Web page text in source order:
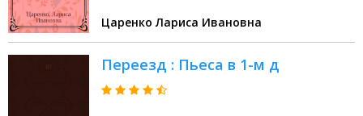
Царенко Лариса Ивановна
Переезд : Пьеса в 1-м д